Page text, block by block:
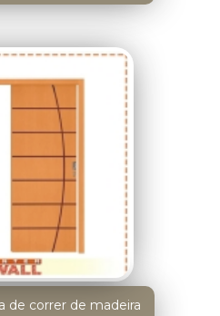
de correr de madeira